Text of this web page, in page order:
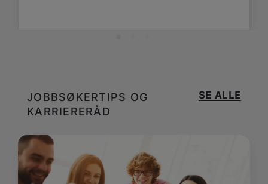
JOBBSØKERTIPS OG
KARRIERERÅD
SE ALLE